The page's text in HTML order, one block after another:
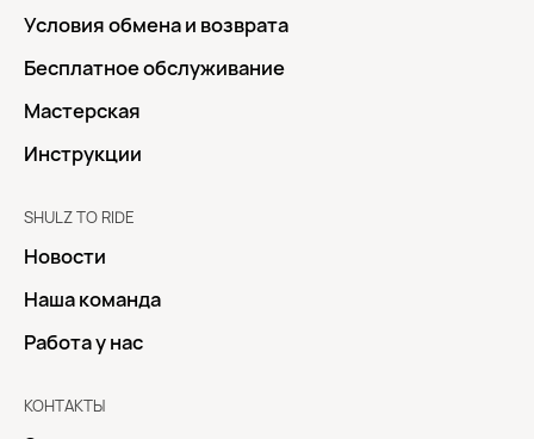
Условия обмена и возврата
Бесплатное обслуживание
Мастерская
Инструкции
SHULZ TO RIDE
Новости
Наша команда
Работа у нас
КОНТАКТЫ